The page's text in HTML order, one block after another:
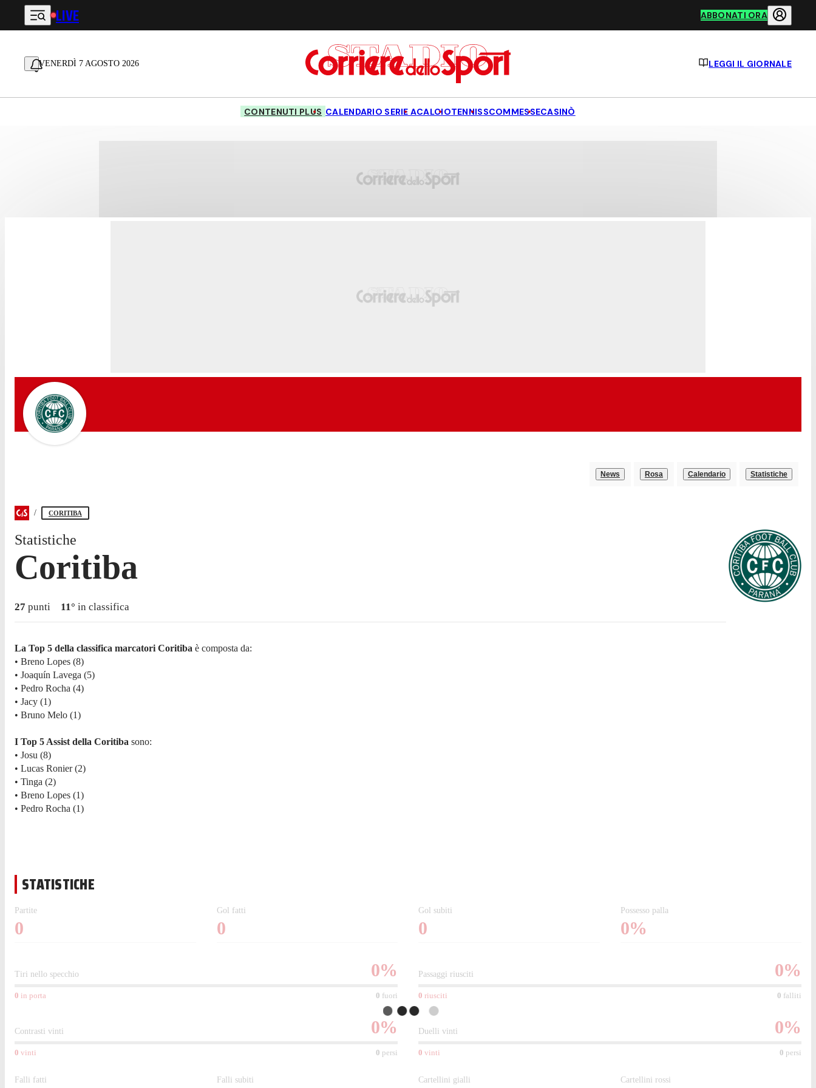
Vai al contenuto principale
LIVE ABBONATI ORA
VENERDÌ 7 AGOSTO 2026 LEGGI IL GIORNALE
CONTENUTI PLUS CALENDARIO SERIE ACALCIOTENNISSCOMMESSECASINÒ
News Rosa Calendario Statistiche
CORITIBA
Statistiche
Coritiba
27 punti 11° in classifica
La Top 5 della classifica marcatori Coritiba è composta da:
• Breno Lopes (8)
• Joaquín Lavega (5)
• Pedro Rocha (4)
• Jacy (1)
• Bruno Melo (1)
I Top 5 Assist della Coritiba sono:
• Josu (8)
• Lucas Ronier (2)
• Tinga (2)
• Breno Lopes (1)
• Pedro Rocha (1)
STATISTICHE
Partite
0
Gol fatti
0
Gol subiti
0
Possesso palla
0%
Tiri nello specchio 0%
0 in porta 0 fuori
Passaggi riusciti 0%
0 riusciti 0 falliti
Contrasti vinti 0%
0 vinti 0 persi
Duelli vinti 0%
0 vinti 0 persi
Falli fatti Falli subiti Cartellini gialli Cartellini rossi